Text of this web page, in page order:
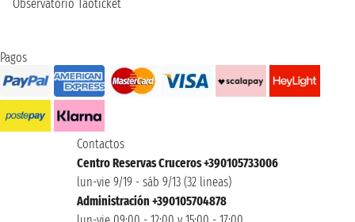
Observatorio Taoticket
Pagos
Contactos
Centro Reservas Cruceros +390105733006
lun-vie 9/19 - sáb 9/13 (32 lineas)
Administración +390105704878